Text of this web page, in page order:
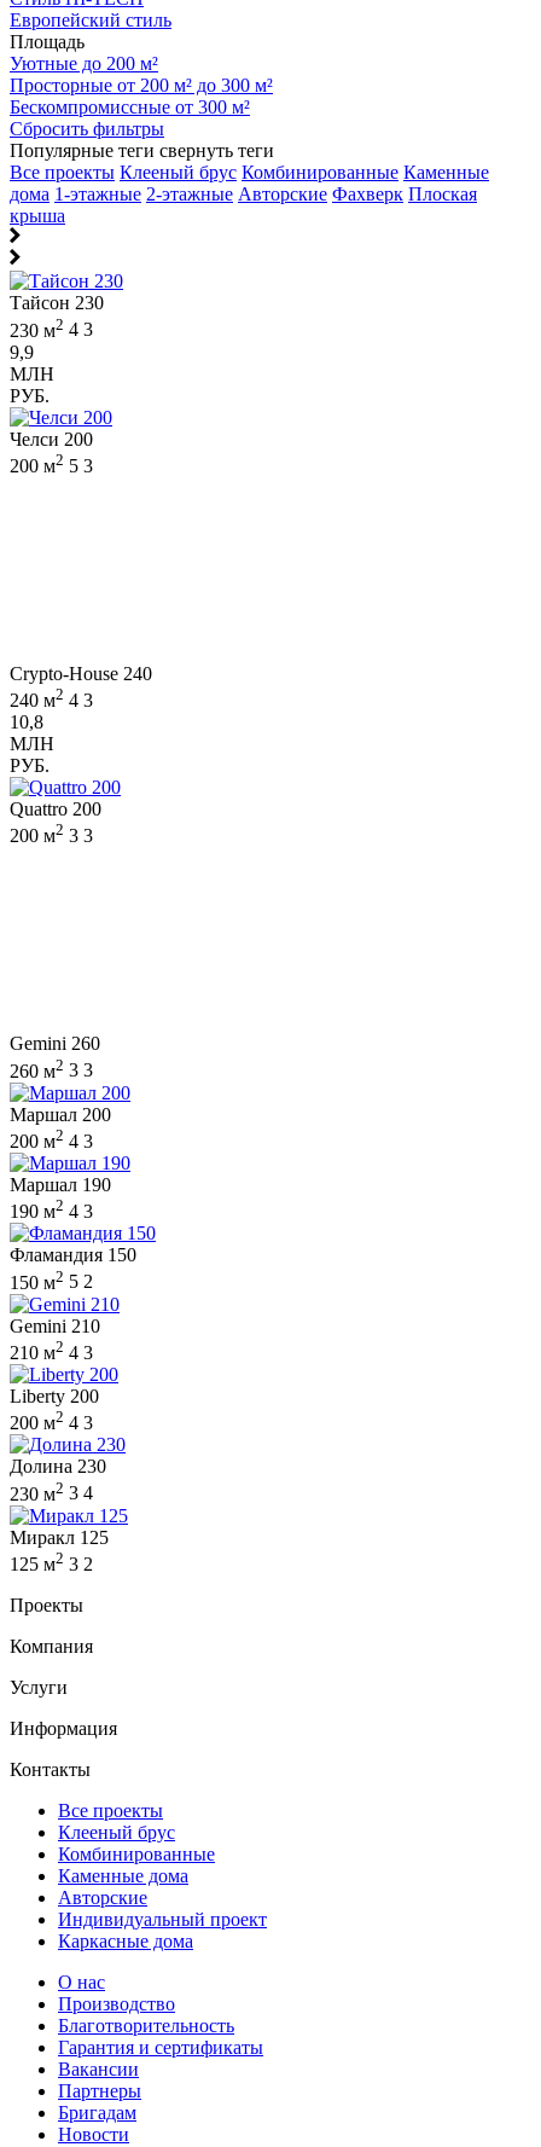
Европейский стиль
Площадь
Уютные до 200 м²
Просторные от 200 м² до 300 м²
Бескомпромиссные от 300 м²
Сбросить фильтры
Популярные теги свернуть теги
Все проекты Клееный брус Комбинированные Каменные
дома 1-этажные 2-этажные Авторские Фахверк Плоская
крыша
Тайсон 230
230 м2 4 3
9,9
МЛН
РУБ.
Челси 200
200 м2 5 3
Crypto-House 240
240 м2 4 3
10,8
МЛН
РУБ.
Quattro 200
200 м2 3 3
Gemini 260
260 м2 3 3
Маршал 200
200 м2 4 3
Маршал 190
190 м2 4 3
Фламандия 150
150 м2 5 2
Gemini 210
210 м2 4 3
Liberty 200
200 м2 4 3
Долина 230
230 м2 3 4
Миракл 125
125 м2 3 2
Проекты
Компания
Услуги
Информация
Контакты
Все проекты
Клееный брус
Комбинированные
Каменные дома
Авторские
Индивидуальный проект
Каркасные дома
О нас
Производство
Благотворительность
Гарантия и сертификаты
Вакансии
Партнеры
Бригадам
Новости